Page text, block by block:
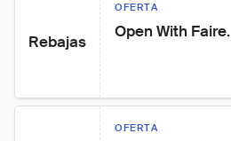
Rebajas
OFERTA
Open With Faire.
OFERTA